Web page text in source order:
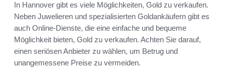
In Hannover gibt es viele Möglichkeiten, Gold zu verkaufen.
Neben Juwelieren und spezialisierten Goldankäufern gibt es
auch Online-Dienste, die eine einfache und bequeme
Möglichkeit bieten, Gold zu verkaufen. Achten Sie darauf,
einen seriösen Anbieter zu wählen, um Betrug und
unangemessene Preise zu vermeiden.